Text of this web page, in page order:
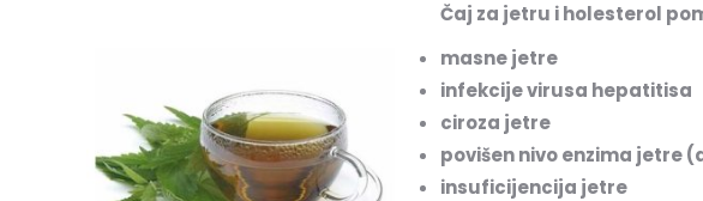
Čaj za jetru i holesterol
masne jetre
infekcije virusa hepatitisa
ciroza jetre
povišen nivo enzima jetre
insuficijencija jetre